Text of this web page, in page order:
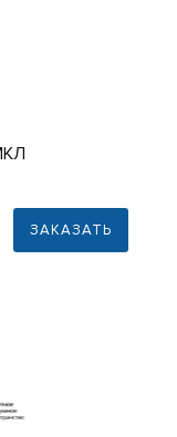
ЗАКАЗАТЬ